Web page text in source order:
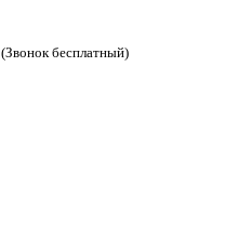
(Звонок бесплатный)